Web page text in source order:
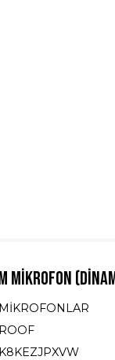
MİKROFON
MİKROFONLAR
ROOF
K8KEZJPXVW